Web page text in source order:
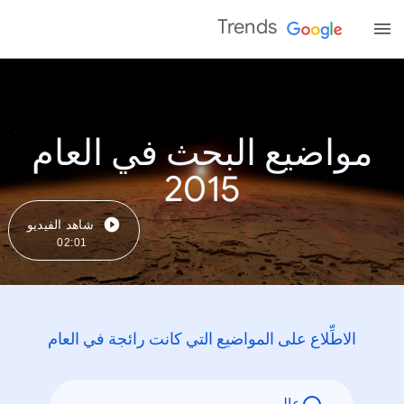
Trends
مواضيع البحث في العام
2015
شاهد الفيديو
02:01
الاطِّلاع على المواضيع التي كانت رائجة في العام